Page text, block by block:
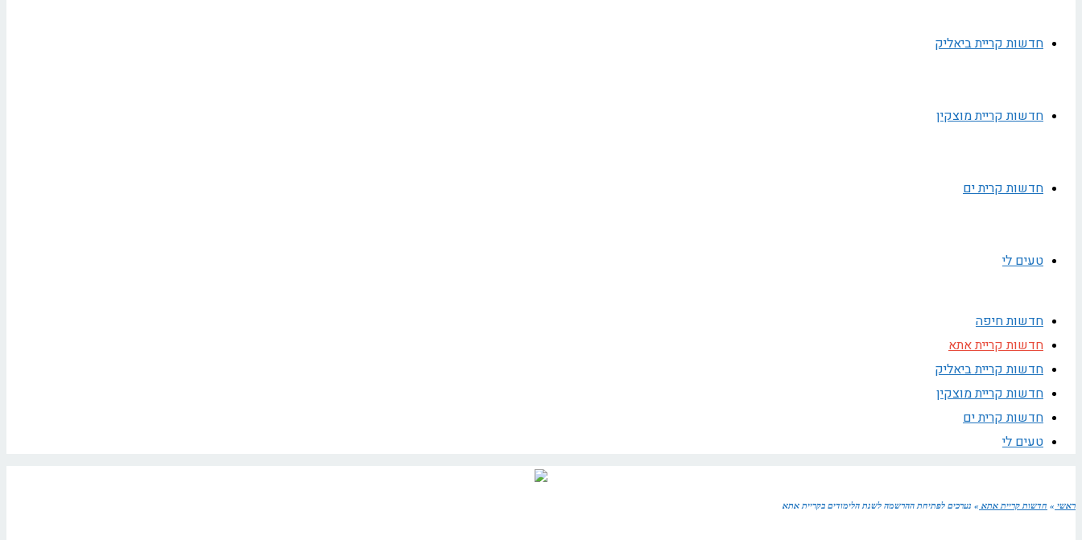
חדשות קריית ביאליק
חדשות קריית מוצקין
חדשות קרית ים
טעים לי
חדשות חיפה
חדשות קריית אתא
חדשות קריית ביאליק
חדשות קריית מוצקין
חדשות קרית ים
טעים לי
ראשי » חדשות קריית אתא » נערכים לפתיחת ההרשמה לשנת הלימודים בקריית אתא